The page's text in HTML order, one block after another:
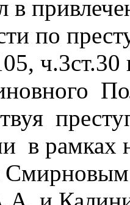
в
по
в рамках